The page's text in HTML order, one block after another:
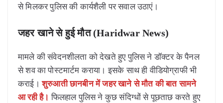
से मिलकर पुलिस की कार्यशैली पर सवाल उठाएं।
जहर खाने से हुई मौत (Haridwar News)
मामले की संवेदनशीलता को देखते हुए पुलिस ने डॉक्टर के पैनल
से शव का पोस्टमार्टम कराया। इसके साथ ही वीडियोग्राफी भी
कराई।शुरुआती छानबीन में जहर खाने से मौत की बात सामने
आ रही है। फिलहाल पुलिस ने कुछ संदिग्धों से पूछताछ करते हुए